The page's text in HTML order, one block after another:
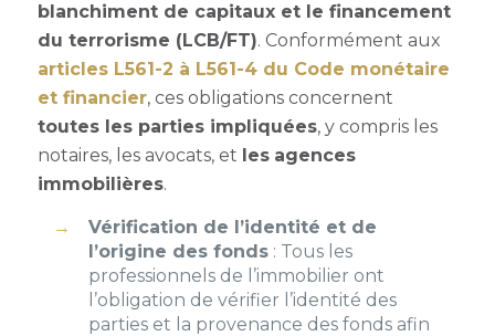
blanchiment de capitaux et le financement
du terrorisme (LCB/FT). Conformément aux
articles L561-2 à L561-4 du Code monétaire
et financier, ces obligations concernent
toutes les parties impliquées, y compris les
notaires, les avocats, et les agences
immobilières.
Vérification de l’identité et de
l’origine des fonds: Tous les
professionnels de l’immobilier ont
l’obligation de vérifier l’identité des
parties et la provenance des fonds afin